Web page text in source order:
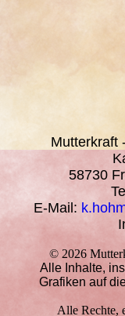
Mutterkraft
58730
E-Mail:
© 2026
Alle Inhalte,
Grafiken auf
Alle Rechte,